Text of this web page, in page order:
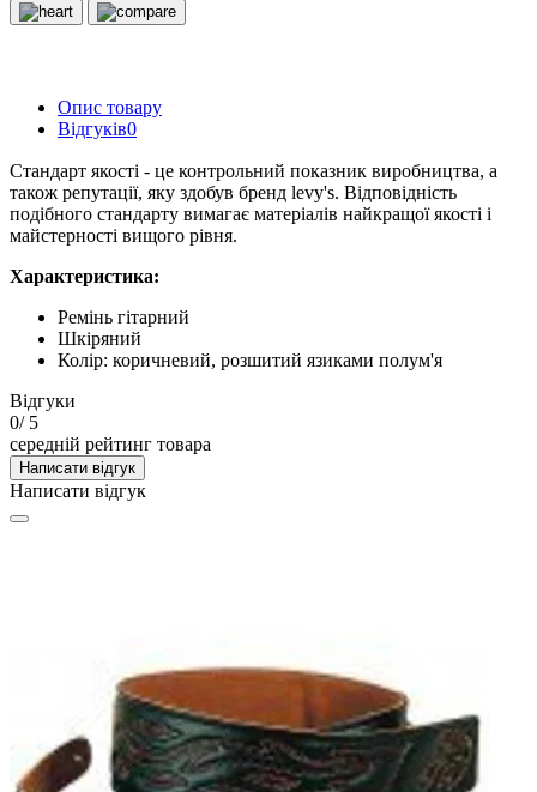
Опис товару
Відгуків0
Стандарт якості - це контрольний показник виробництва, а
також репутації, яку здобув бренд levy's. Відповідність
подібного стандарту вимагає матеріалів найкращої якості і
майстерності вищого рівня.
Характеристика:
Ремінь гітарний
Шкіряний
Колір: коричневий, розшитий язиками полум'я
Відгуки
0/ 5
середній рейтинг товара
Написати відгук
Написати відгук